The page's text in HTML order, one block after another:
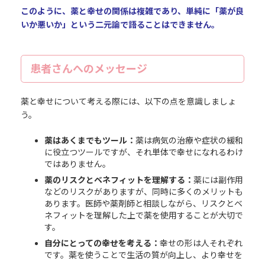
このように、薬と幸せの関係は複雑であり、単純に「薬が良
いか悪いか」という二元論で語ることはできません。
患者さんへのメッセージ
薬と幸せについて考える際には、以下の点を意識しましょ
う。
薬はあくまでもツール： 薬は病気の治療や症状の緩和
に役立つツールですが、それ単体で幸せになれるわけ
ではありません。
薬のリスクとベネフィットを理解する： 薬には副作用
などのリスクがありますが、同時に多くのメリットも
あります。医師や薬剤師と相談しながら、リスクとベ
ネフィットを理解した上で薬を使用することが大切で
す。
自分にとっての幸せを考える： 幸せの形は人それぞれ
です。薬を使うことで生活の質が向上し、より幸せを